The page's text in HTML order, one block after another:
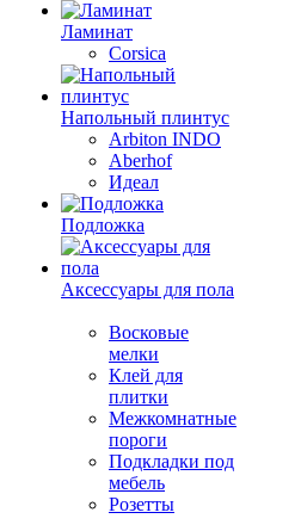
Ламинат
Corsica
Напольный плинтус
Arbiton INDO
Aberhof
Идеал
Подложка
Аксессуары для пола
Восковые
мелки
Клей для
плитки
Межкомнатные
пороги
Подкладки под
мебель
Розетты